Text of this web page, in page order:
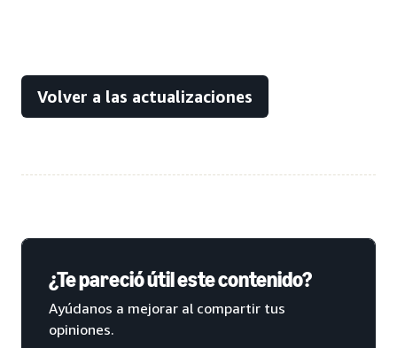
Volver a las actualizaciones
¿Te pareció útil este contenido?
Ayúdanos a mejorar al compartir tus
opiniones.